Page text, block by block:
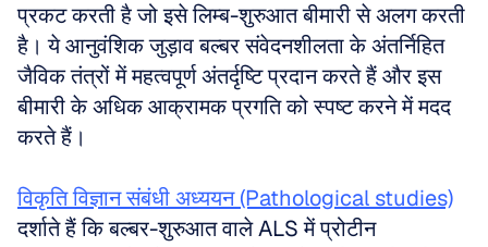
प्रकट करती है जो इसे लिम्ब-शुरुआत बीमारी से अलग करती
है। ये आनुवंशिक जुड़ाव बल्बर संवेदनशीलता के अंतर्निहित
जैविक तंत्रों में महत्वपूर्ण अंतर्दृष्टि प्रदान करते हैं और इस
बीमारी के अधिक आक्रामक प्रगति को स्पष्ट करने में मदद
करते हैं।
विकृति विज्ञान संबंधी अध्ययन (Pathological studies)
दर्शाते हैं कि बल्बर-शुरुआत वाले ALS में प्रोटीन